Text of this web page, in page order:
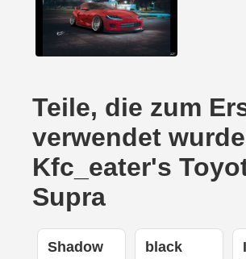
Teile, die zum
verwendet
Kfc_eater's
Supra
Shadow black